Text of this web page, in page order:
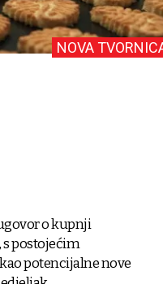
NOVA
o kupnji
s postojećim
potencijalne nove